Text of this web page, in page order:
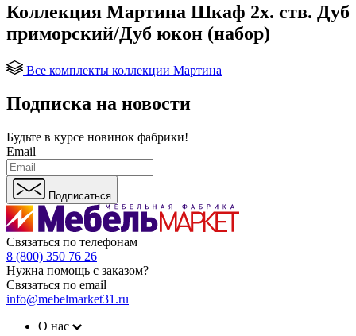
Коллекция Мартина Шкаф 2х. ств. Дуб
приморский/Дуб юкон (набор)
Все комплекты коллекции Мартина
Подписка на новости
Будьте в курсе новинок фабрики!
Email
Подписаться
Связаться по телефонам
8 (800) 350 76 26
Нужна помощь с заказом?
Связаться по email
info@mebelmarket31.ru
О нас